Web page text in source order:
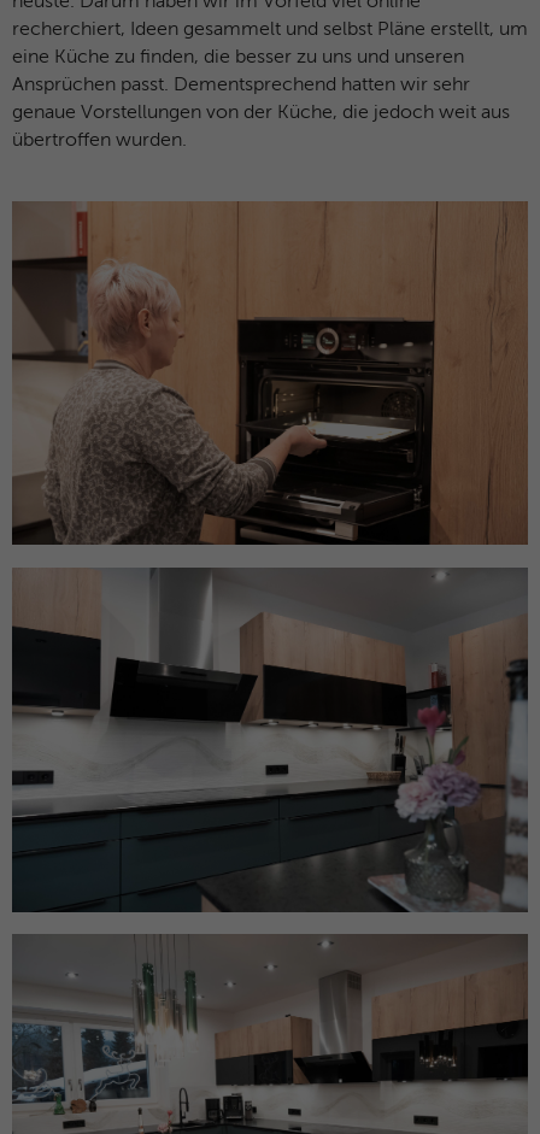
recherchiert, Ideen gesammelt und selbst Pläne erstellt, um
eine Küche zu finden, die besser zu uns und unseren
Ansprüchen passt. Dementsprechend hatten wir sehr
genaue Vorstellungen von der Küche, die jedoch weit aus
übertroffen wurden.
Browsersession
Verbindet mehrere Seitenaufrufe eines
Sitzungsaufzeichnung.
Name CLID
Anbieter Microsoft Clarity
Laufzeit
Zweck
Gibt an, wann Clarity diesen Benutzer zum
ersten Mal auf einer Site gesehen hat, die
Clarity verwendet.
Name ANONCHK
Microsoft Clarity
10 Minuten
Gibt an, ob MUID an ANID , ein Cookie für
Werbezwecke, übertragen wird . Clarity
verwendet keine ANID, daher ist dieser
Wert immer auf 0 gesetzt.
HERR
Laufzeit Browsersession
Zweck Gibt an, ob MUID aktualisiert werden soll.
Name MUID